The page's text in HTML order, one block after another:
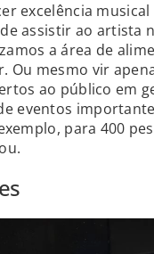
excelência
assistir ao artista
a área de
Ou mesmo vir
ao público em
eventos
para 400